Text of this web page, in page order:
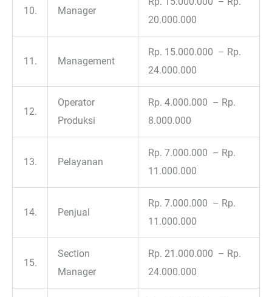
10. Manager
20.000.000
11. Management
Rp. 15.000.000 – Rp.
24.000.000
12.
Operator
Produksi
Rp. 4.000.000 – Rp.
8.000.000
13. Pelayanan
Rp. 7.000.000 – Rp.
11.000.000
14. Penjual
Rp. 7.000.000 – Rp.
11.000.000
15.
Section
Manager
Rp. 21.000.000 – Rp.
24.000.000